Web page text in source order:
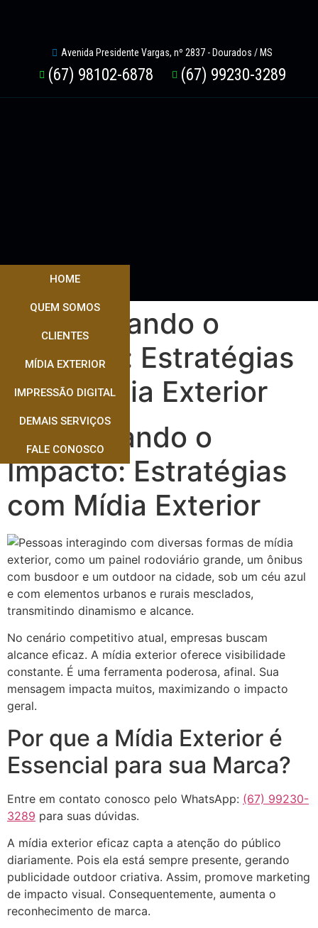
Avenida Presidente Vargas, nº 2837 - Dourados / MS
(67) 98102-6878 (67) 99230-3289
HOME
QUEM SOMOS
CLIENTES
MÍDIA EXTERIOR
IMPRESSÃO DIGITAL
DEMAIS SERVIÇOS
FALE CONOSCO
Maximizando o
Impacto: Estratégias
com Mídia Exterior
Maximizando o
Impacto: Estratégias
com Mídia Exterior
No cenário competitivo atual, empresas buscam
alcance eficaz. A mídia exterior oferece visibilidade
constante. É uma ferramenta poderosa, afinal. Sua
mensagem impacta muitos, maximizando o impacto
geral.
Por que a Mídia Exterior é
Essencial para sua Marca?
Entre em contato conosco pelo WhatsApp: (67) 99230-
3289 para suas dúvidas.
A mídia exterior eficaz capta a atenção do público
diariamente. Pois ela está sempre presente, gerando
publicidade outdoor criativa. Assim, promove marketing
de impacto visual. Consequentemente, aumenta o
reconhecimento de marca.